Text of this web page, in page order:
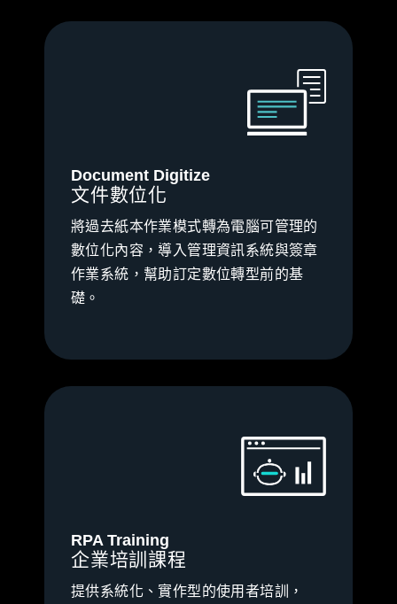
Document Digitize
文件數位化
將過去紙本作業模式轉為電腦可管理的
數位化內容，導入管理資訊系統與簽章
作業系統，幫助訂定數位轉型前的基
礎。
RPA Training
企業培訓課程
提供系統化、實作型的使用者培訓，